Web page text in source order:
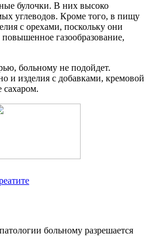
булочки. В них высоко
углеводов. Кроме того, в пищу
с орехами, поскольку они
газообразование,
больному не подойдет.
и изделия с добавками, кремовой
больному разрешается